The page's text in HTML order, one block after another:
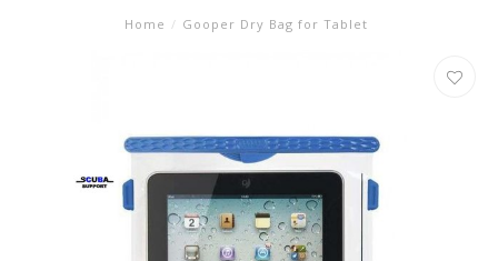
Home / Gooper Dry Bag for Tablet